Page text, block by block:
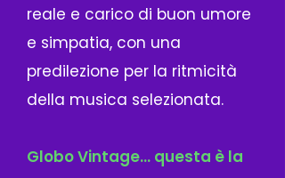
reale e carico di buon umore
e simpatia, con una
predilezione per la ritmicità
della musica selezionata.
Globo Vintage… questa è la